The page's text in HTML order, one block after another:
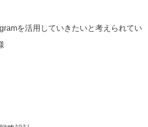
を活用していきたいと考えられてい